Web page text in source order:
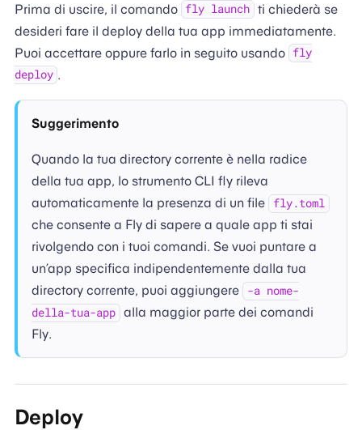
Prima di uscire, il comando fly launch ti chiederà se
desideri fare il deploy della tua app immediatamente.
Puoi accettare oppure farlo in seguito usando fly
deploy .
Suggerimento
Quando la tua directory corrente è nella radice
della tua app, lo strumento CLI fly rileva
automaticamente la presenza di un file
fly.toml
che consente a Fly di sapere a quale app ti stai
rivolgendo con i tuoi comandi. Se vuoi puntare a
un’app specifica indipendentemente dalla tua
directory corrente, puoi aggiungere
-a nome-
della-tua-app alla maggior parte dei comandi
Fly.
Deploy